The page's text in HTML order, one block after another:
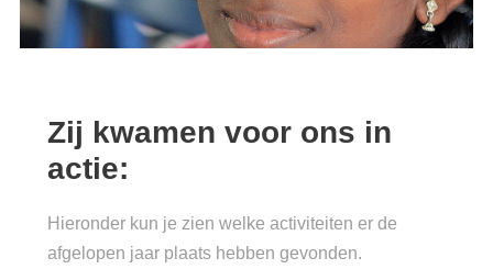
Zij kwamen voor ons in
actie:
Hieronder kun je zien welke activiteiten er de
afgelopen jaar plaats hebben gevonden.